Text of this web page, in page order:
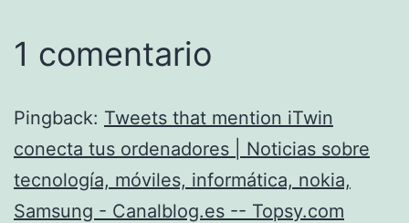
1 comentario
Pingback: Tweets that mention iTwin
conecta tus ordenadores | Noticias sobre
tecnología, móviles, informática, nokia,
Samsung - Canalblog.es -- Topsy.com